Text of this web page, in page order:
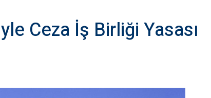
Ceza İş Birliği Yasası